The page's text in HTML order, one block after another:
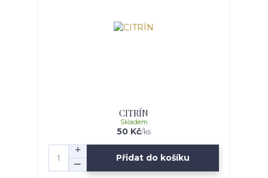
CITRÍN
50 Kč/ks
Skladem
Přidat do košíku